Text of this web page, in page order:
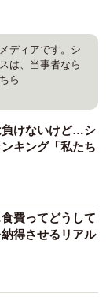
ディアです。シ
は、当事者なら
ら
負けないけど…シ
キング「私たち
費ってどうして
得させるリアル